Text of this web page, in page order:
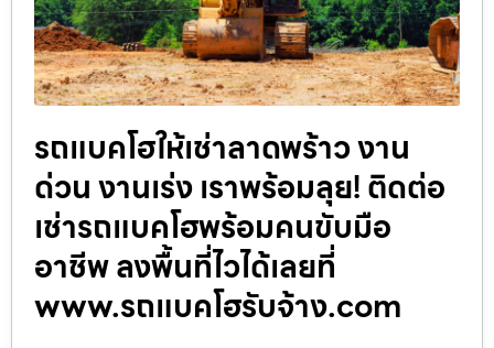
รถแบคโฮให้เช่าลาดพร้าว งาน
ด่วน งานเร่ง เราพร้อมลุย! ติดต่อ
เช่ารถแบคโฮพร้อมคนขับมือ
อาชีพ ลงพื้นที่ไวได้เลยที่
www.รถแบคโฮรับจ้าง.com